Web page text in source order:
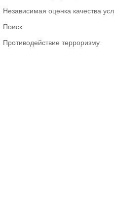
Независимая оценка качества
Поиск
Противодействие терроризму